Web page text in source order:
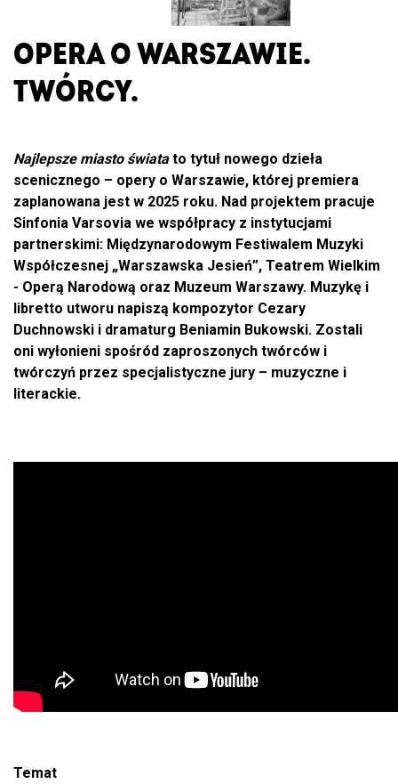
TWÓRCY
OPERA O WARSZAWIE.
TWÓRCY.
Najlepsze miasto światato tytuł nowego dzieła
scenicznego – opery o Warszawie, której premiera
zaplanowana jest w 2025 roku. Nad projektem pracuje
Sinfonia Varsovia we współpracy z instytucjami
partnerskimi: Międzynarodowym Festiwalem Muzyki
Współczesnej „Warszawska Jesień”, Teatrem Wielkim
- Operą Narodową oraz Muzeum Warszawy. Muzykę i
libretto utworu napiszą kompozytor Cezary
Duchnowski i dramaturg Beniamin Bukowski. Zostali
oni wyłonieni spośród zaproszonych twórców i
twórczyń przez specjalistyczne jury – muzyczne i
literackie.
Temat